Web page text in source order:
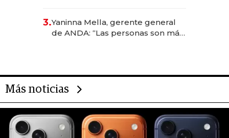
anticipación y prepara apertura
3.Yaninna Mella, gerente general
de ANDA: “Las personas son más
Más noticias